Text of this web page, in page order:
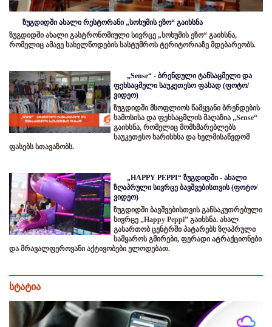
ზუგდიდში ახალი რესტორანი „სოხუმის ეზო“ გაიხსნა
ზუგდიდში ახალი გასტრონომიული სივრცე „სოხუმის ეზო“ გაიხსნა,
რომელიც ამავე სახელწოდების სასტუმროს ტერიტორიაზე მდებარეობს.
„Sense“ - ბრენდული ტანსაცმელი და
ფეხსაცმელი საუკეთესო ფასად (ფოტო/
ვიდეო)
ზუგდიდში მსოფლიოს წამყვანი ბრენდების
სამოსისა და ფეხსაცმლის მაღაზია „Sense“
გაიხსნა, რომელიც მომხმარებლებს
საუკეთესო ხარისხსა და ხელმისაწვდომ
ფასებს სთავაზობს.
„HAPPY PEPPI“ ზუგდიდში - ახალი
ზღაპრული სივრცე ბავშვებისთვის (ფოტო/
ვიდეო)
ზუგდიდში ბავშვებისთვის განსაკუთრებული
სივრცე „Happy Peppi” გაიხსნა. ახალ
გასართობ ცენტრში პატარებს ზღაპრული
სამყაროს გმირები, ფერადი ატრაქციონები
და მრავალფეროვანი აქტივობები ელოდებათ.
სტატია